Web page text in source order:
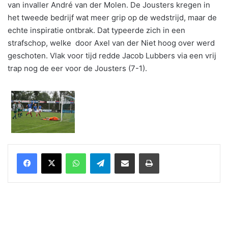
van invaller André van der Molen. De Jousters kregen in
het tweede bedrijf wat meer grip op de wedstrijd, maar de
echte inspiratie ontbrak. Dat typeerde zich in een
strafschop, welke door Axel van der Niet hoog over werd
geschoten. Vlak voor tijd redde Jacob Lubbers via een vrij
trap nog de eer voor de Jousters (7-1).
WhatsAppTelegramDelen via Email Print